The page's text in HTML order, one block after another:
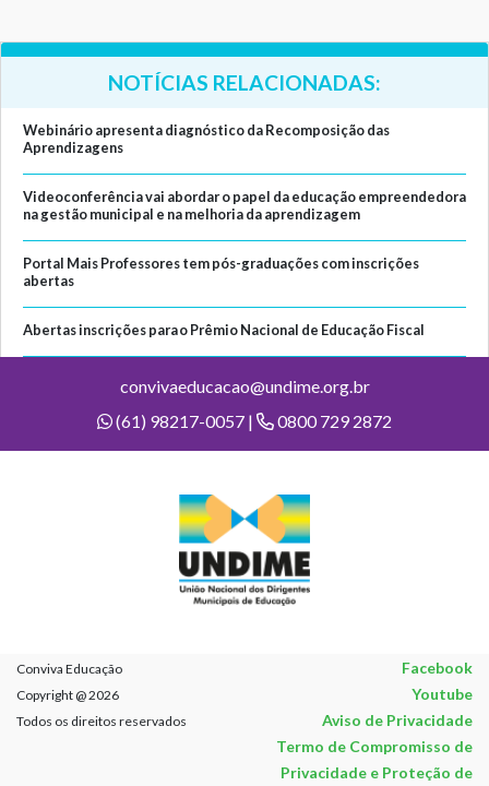
NOTÍCIAS RELACIONADAS:
Webinário apresenta diagnóstico da Recomposição das
Aprendizagens
Videoconferência vai abordar o papel da educação empreendedora
na gestão municipal e na melhoria da aprendizagem
Portal Mais Professores tem pós-graduações com inscrições
abertas
Abertas inscrições para o Prêmio Nacional de Educação Fiscal
convivaeducacao@undime.org.br
(61) 98217-0057 |
0800 729 2872
Conviva Educação Facebook
Copyright @ 2026 Youtube
Todos os direitos reservados
Aviso de Privacidade
Termo de Compromisso de
Privacidade e Proteção de